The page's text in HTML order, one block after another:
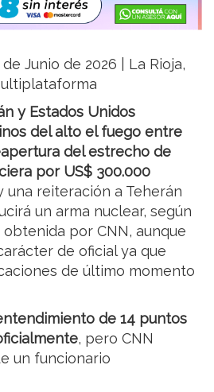
Junio de 2026 | La Rioja,
y Estados Unidos
del alto el fuego entre
del estrecho de
por US$ 300.000
una reiteración a Teherán
un arma nuclear, según
por CNN, aunque
de oficial ya que
de último momento
de 14 puntos
, pero CNN
un funcionario